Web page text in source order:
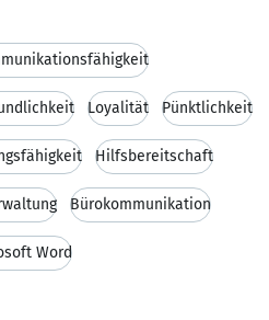
Loyalität Pünktlichkeit
Hilfsbereitschaft
Bürokommunikation
Word